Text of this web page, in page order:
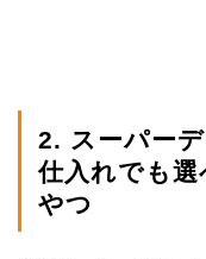
2. スーパー
仕入れでも
やつ